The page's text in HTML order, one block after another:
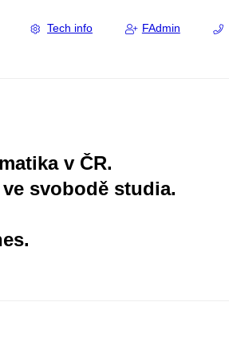
Tech info FAdmin
v ČR.
svobodě studia.